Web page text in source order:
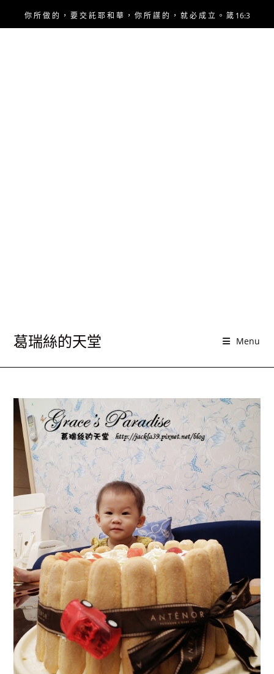
你 所 做 的 ， 要 交 託 耶 和 華 ， 你 所 謀 的 ， 就 必 成 立 。 箴 16:3
葛瑞絲的天堂 Menu